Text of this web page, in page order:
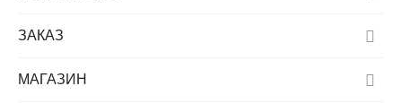
ЗАКАЗ
МАГАЗИН